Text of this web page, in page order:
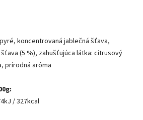
koncentrovaná jablečná šťava,
(5 %), zahušťujúca látka: citrusový
prírodná aróma
/ 327kcal